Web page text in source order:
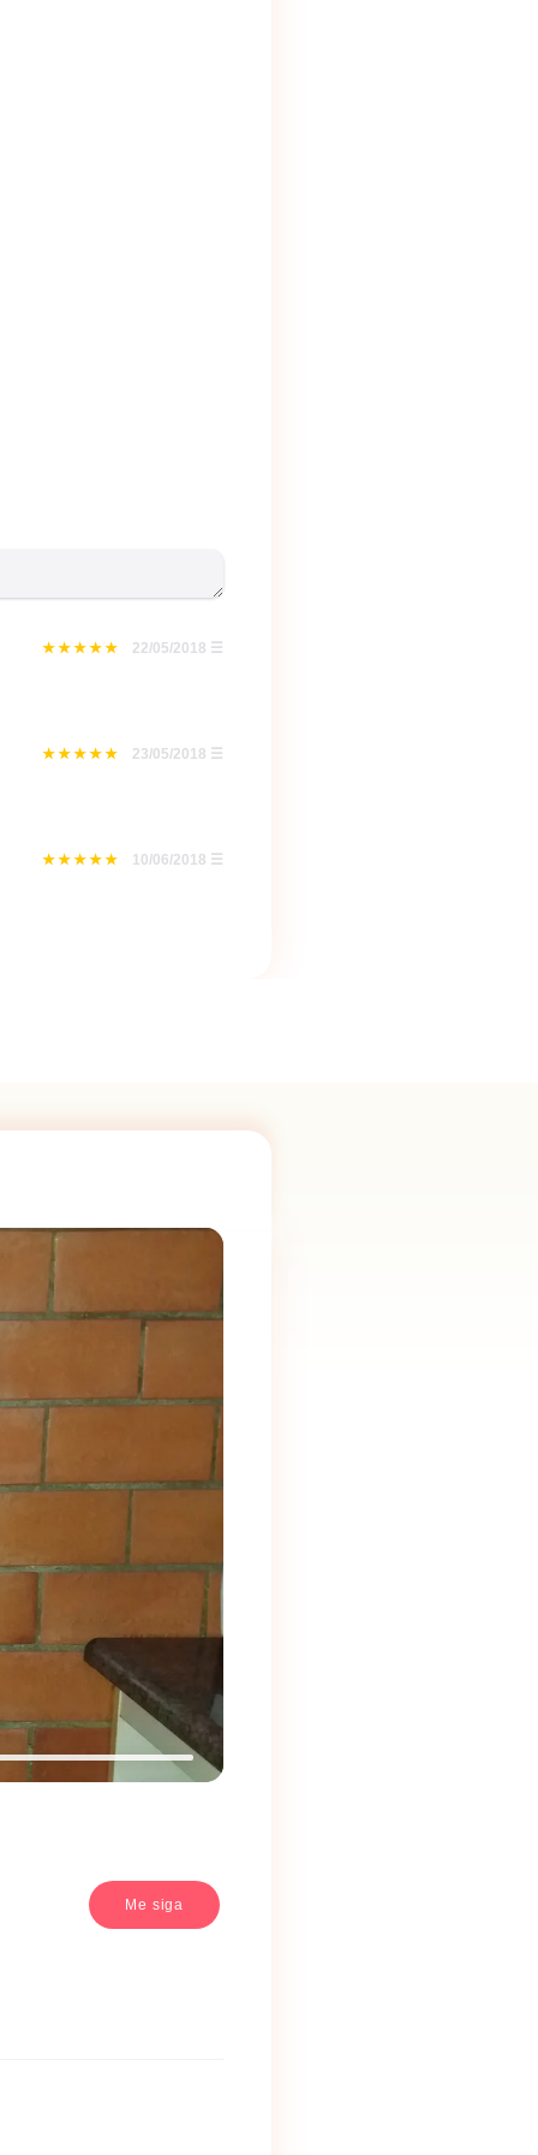
22/05/2018 ☰
23/05/2018 ☰
10/06/2018 ☰
Me siga